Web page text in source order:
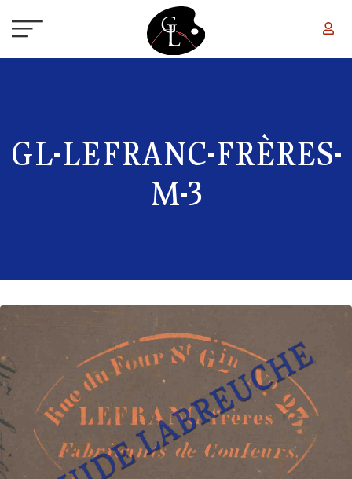
GL-LEFRANC-FRÈRES-
M-3